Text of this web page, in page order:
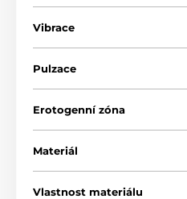
Vibrace
Pulzace
Erotogenní zóna
Materiál
Vlastnost materiálu